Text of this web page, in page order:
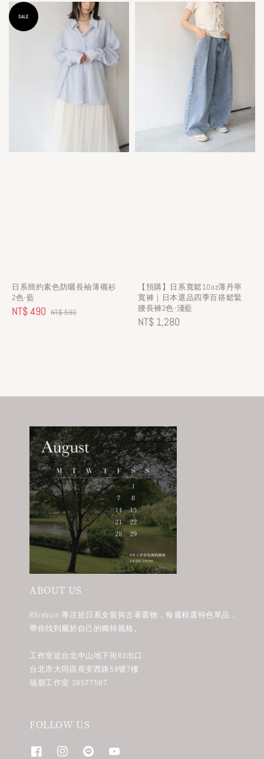
SALE
日系簡約素色防曬長袖薄襯衫
2色-藍
Sale
NT$ 490 Regular
NT$ 590
【預購】日系寬鬆10oz薄丹寧
寬褲｜日本選品四季百搭鬆緊
腰長褲2色-淺藍
Regular
NT$ 1,280
ABOUT US
REreburn 專注於日系女裝與古著選物，每週精選特色單品，
帶你找到屬於自己的獨特風格。
工作室近台北中山地下街R3出口
台北市大同區長安西路58號7樓
瑞朋工作室 38577587
FOLLOW US